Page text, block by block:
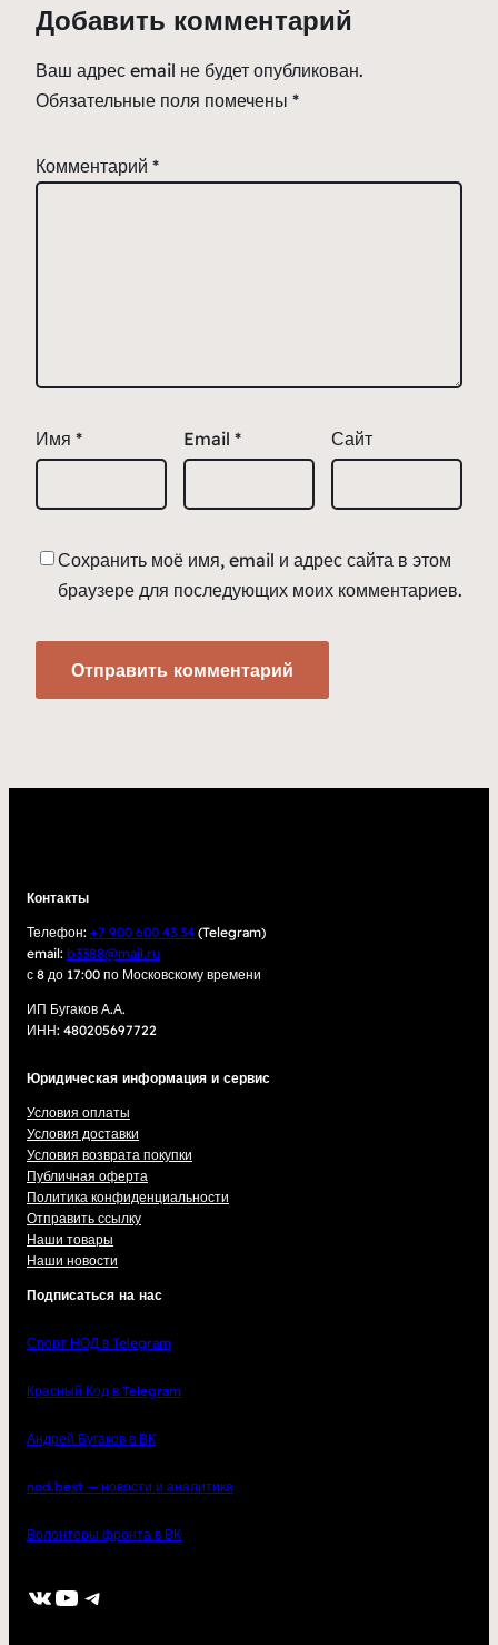
Добавить комментарий
Ваш адрес email не будет опубликован.
Обязательные поля помечены *
Комментарий *
Имя * Email * Сайт
Сохранить моё имя, email и адрес сайта в этом
браузере для последующих моих комментариев.
Контакты
Телефон: +7 900 600 43 34 (Telegram)
email: b3388@mail.ru
с 8 до 17:00 по Московскому времени
ИП Бугаков А.А.
ИНН: 480205697722
Юридическая информация и сервис
Условия оплаты
Условия доставки
Условия возврата покупки
Публичная оферта
Политика конфиденциальности
Отправить ссылку
Наши товары
Наши новости
Подписаться на нас
Спорт НОД в Telegram
Красный Код в Telegram
Андрей Бугаков в ВК
nod.best — новости и аналитика
Волонтеры фронта в ВК
ВКонтакте YouTube Telegram